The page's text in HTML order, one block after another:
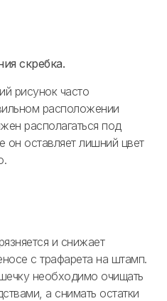
скребка.
рисунок часто
расположении
располагаться под
он оставляет лишний цвет
и снижает
с трафарета на штамп.
необходимо очищать
а снимать остатки